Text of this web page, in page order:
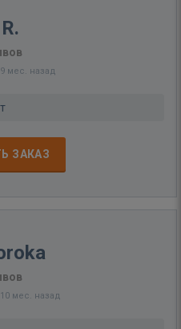
мес. назад
ЗАКАЗ
мес. назад